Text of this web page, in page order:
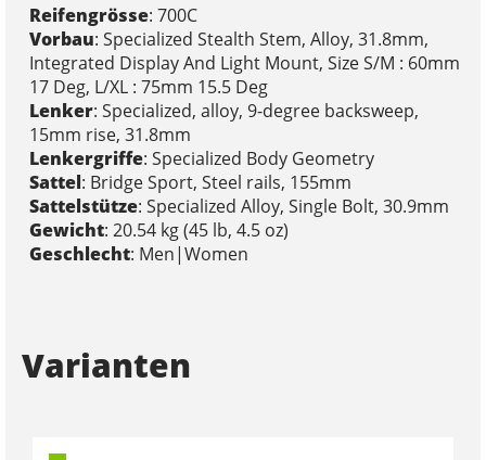
Reifengrösse: 700C
Vorbau: Specialized Stealth Stem, Alloy, 31.8mm,
Integrated Display And Light Mount, Size S/M : 60mm
17 Deg, L/XL : 75mm 15.5 Deg
Lenker: Specialized, alloy, 9-degree backsweep,
15mm rise, 31.8mm
Lenkergriffe: Specialized Body Geometry
Sattel: Bridge Sport, Steel rails, 155mm
Sattelstütze: Specialized Alloy, Single Bolt, 30.9mm
Gewicht: 20.54 kg (45 lb, 4.5 oz)
Geschlecht: Men|Women
Varianten